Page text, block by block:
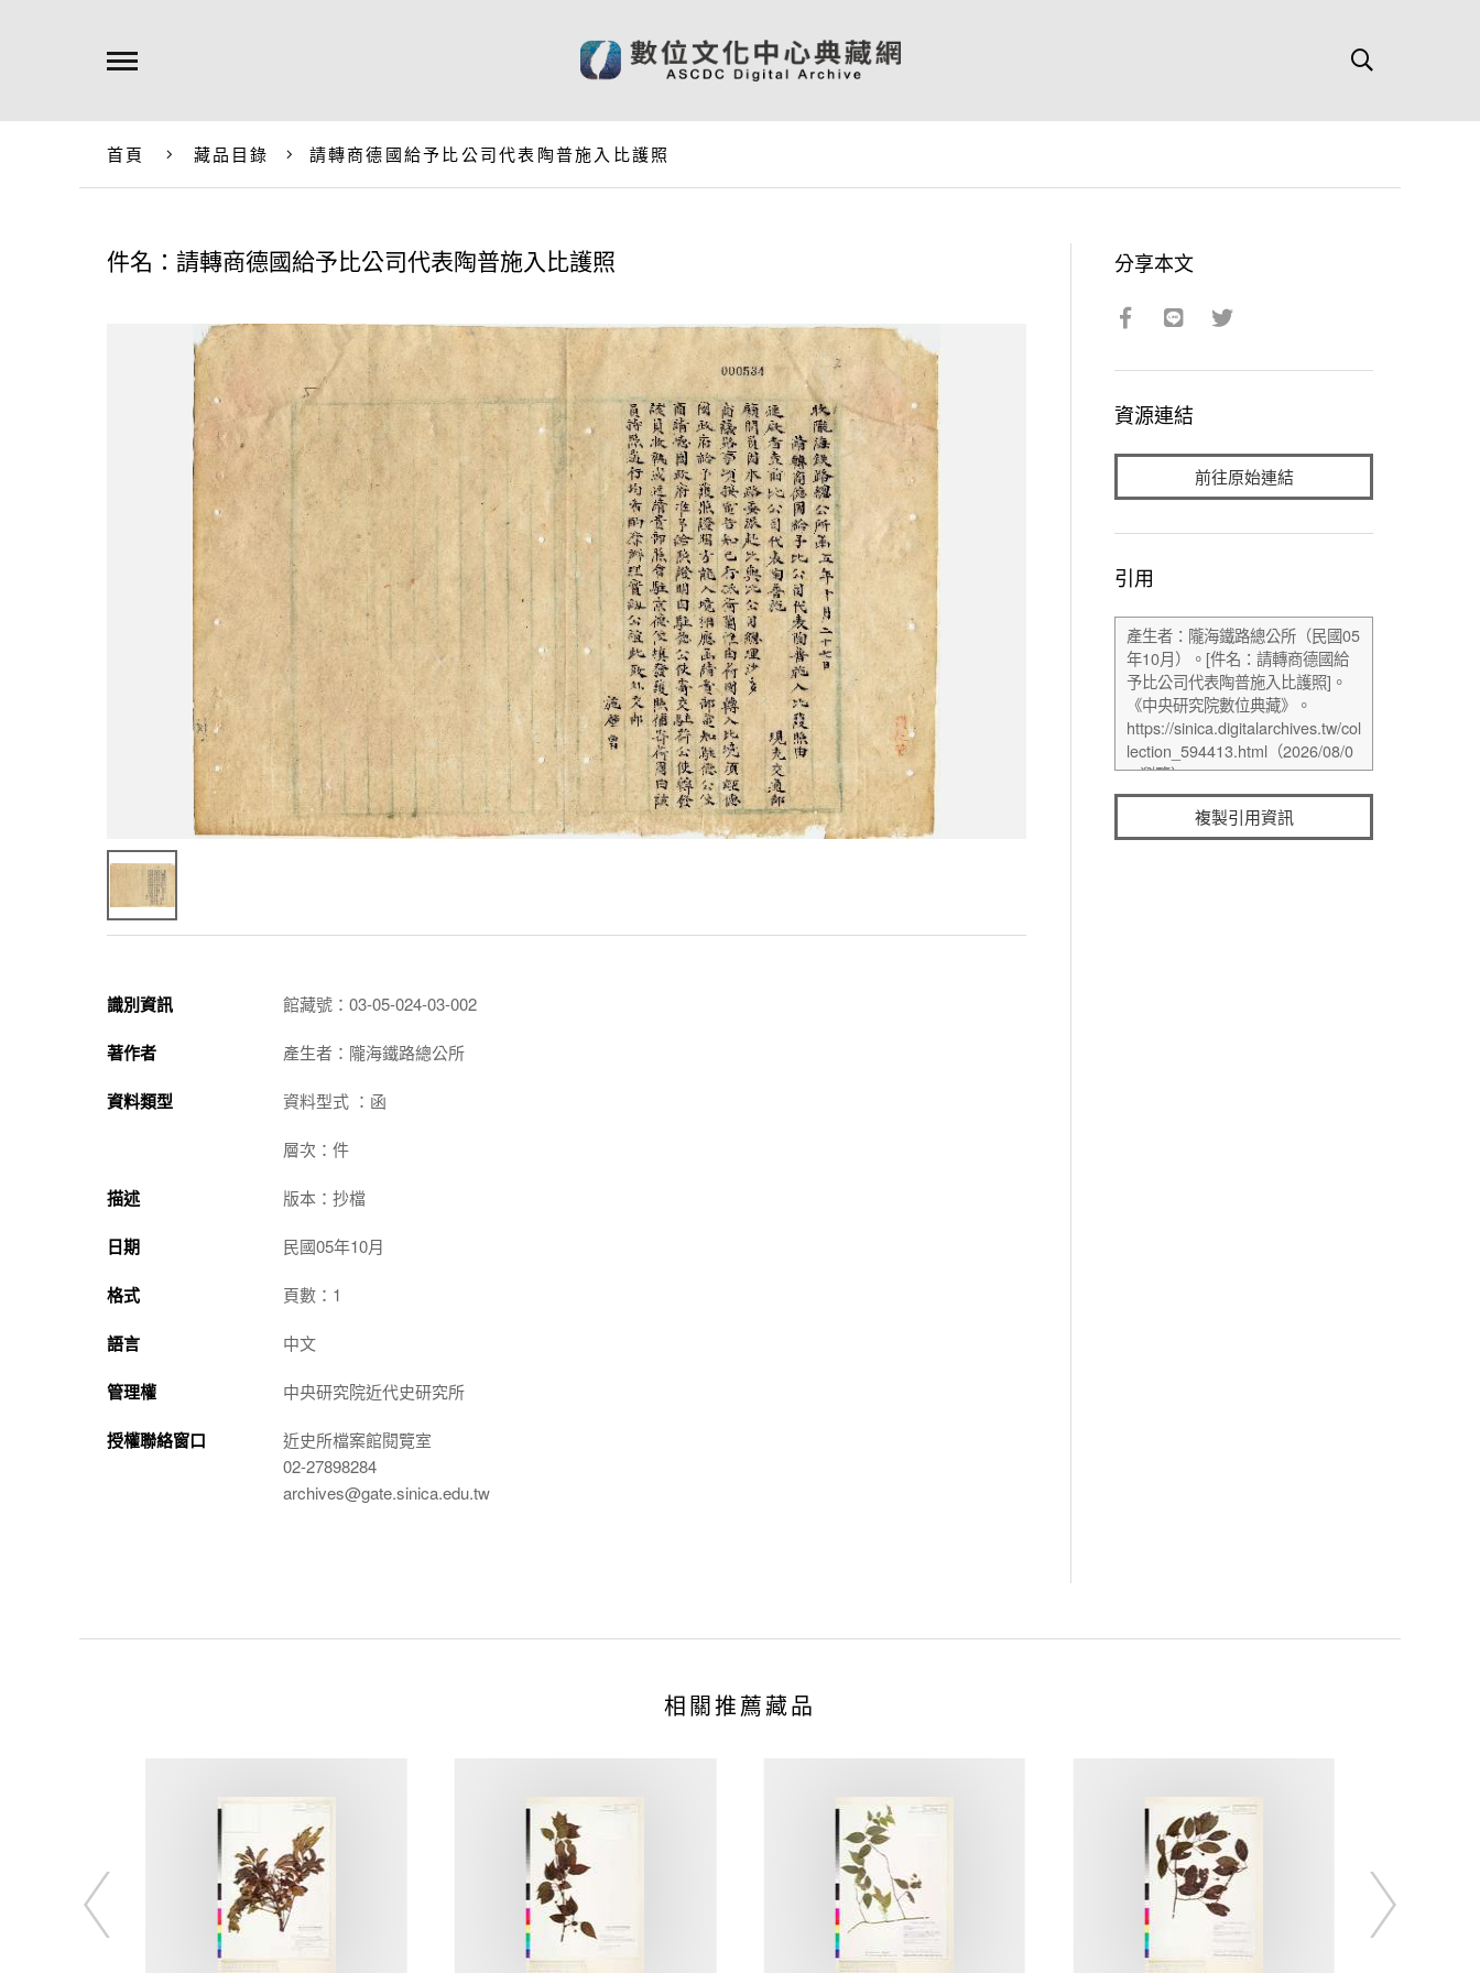
首頁 藏品目錄 請轉商德國給予比公司代表陶普施入比護照
件名：請轉商德國給予比公司代表陶普施入比護照
識別資訊 館藏號：03-05-024-03-002
著作者 產生者：隴海鐵路總公所
資料類型 資料型式 ：函
層次：件
描述 版本：抄檔
日期 民國05年10月
格式 頁數：1
語言 中文
管理權 中央研究院近代史研究所
授權聯絡窗口
近史所檔案館閱覽室
02-27898284
archives@gate.sinica.edu.tw
分享本文
資源連結
前往原始連結
引用
複製引用資訊
相關推薦藏品